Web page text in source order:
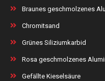
Braunes geschmolzenes
Chromitsand
Grünes Siliziumkarbid
Rosa geschmolzenes
Gefällte Kieselsäure